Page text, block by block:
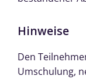
Hinweise
Den
Umschulung,